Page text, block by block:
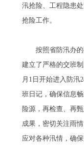
汛抢险、工程隐患
抢险工作。
按照省防汛办的
建立了严格的交班
月1日开始进入防汛
班日记，确保信息
险源，再检查、再
成果，密切关注雨
应对各种汛情，确保